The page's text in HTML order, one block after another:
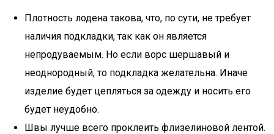
Плотность лодена такова, что, по сути, не требует
наличия подкладки, так как он является
непродуваемым. Но если ворс шершавый и
неоднородный, то подкладка желательна. Иначе
изделие будет цепляться за одежду и носить его
будет неудобно.
Швы лучше всего проклеить флизелиновой лентой.